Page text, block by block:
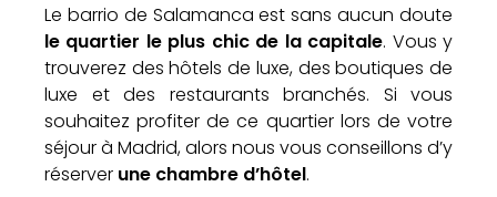
Le barrio de Salamanca est sans aucun doute
le quartier le plus chic de la capitale. Vous y
trouverez des hôtels de luxe, des boutiques de
luxe et des restaurants branchés. Si vous
souhaitez profiter de ce quartier lors de votre
séjour à Madrid, alors nous vous conseillons d’y
réserver une chambre d’hôtel.